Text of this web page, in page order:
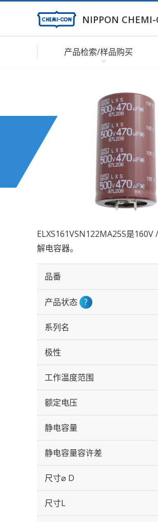
NIPPON CHEMI-
产品检索/样品购买
ELXS161VSN122MA25S是
解电容器。
品番
产品状态 ?
系列名
极性
工作温度范围
额定电压
静电容量
静电容量容许差
尺寸⌀ D
尺寸L